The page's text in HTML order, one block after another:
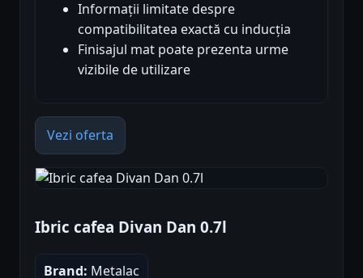
Informații limitate despre
compatibilitatea exactă cu inducția
Finisajul mat poate prezenta urme
vizibile de utilizare
Vezi oferta
Ibric cafea Divan Dan 0.7l
Brand: Metalac